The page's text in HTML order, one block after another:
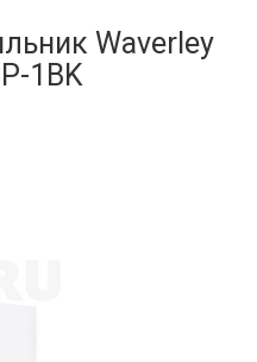
Waverley
1BK